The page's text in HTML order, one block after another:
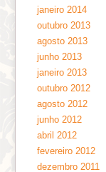
janeiro 2014
outubro 2013
agosto 2013
junho 2013
janeiro 2013
outubro 2012
agosto 2012
junho 2012
abril 2012
fevereiro 2012
dezembro 2011